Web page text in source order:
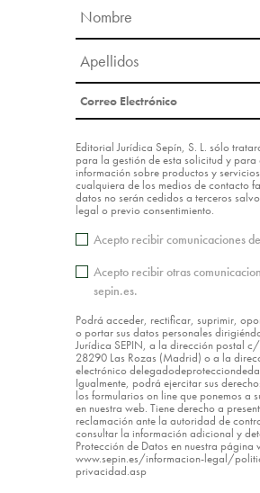
Editorial Jurídica Sepín, S. L. sólo
para la gestión de esta solicitud y para
información sobre productos y
cualquiera de los medios de contacto
datos no serán cedidos a terceros
legal o previo consentimiento.
Acepto recibir comunicaciones
Acepto recibir otras
sepin.es.
Podrá acceder, rectificar, suprimir,
o portar sus datos personales
Jurídica SEPIN, a la dirección postal
28290 Las Rozas (Madrid) o a la
electrónico
Igualmente, podrá ejercitar sus
los formularios on line que ponemos a
en nuestra web. Tiene derecho a
reclamación ante la autoridad de
consultar la información adicional y
Protección de Datos en nuestra página
www.sepin.es/informacion-legal/
privacidad.asp